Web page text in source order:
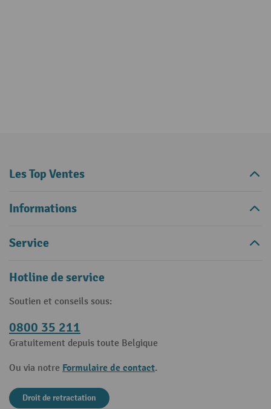
Les Top Ventes
Informations
Service
Hotline de service
Soutien et conseils sous:
0800 35 211
Gratuitement depuis toute Belgique
Ou via notre Formulaire de contact.
Droit de retractation